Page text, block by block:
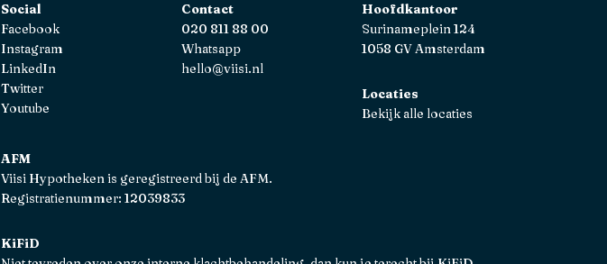
Social
Facebook
Instagram
LinkedIn
Twitter
Youtube
Contact
020 811 88 00
Whatsapp
hello@viisi.nl
Hoofdkantoor
Surinameplein 124
1058 GV Amsterdam
Locaties
Bekijk alle locaties
AFM
Viisi Hypotheken is geregistreerd bij de AFM.
Registratienummer: 12039833
KiFiD